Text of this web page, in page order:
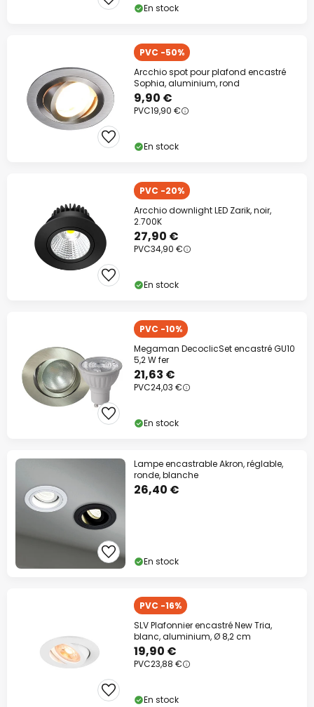
En stock
PVC -50%
Arcchio spot pour plafond encastré
Sophia, aluminium, rond
9,90 €
PVC19,90 €
En stock
PVC -20%
Arcchio downlight LED Zarik, noir,
2.700K
27,90 €
PVC34,90 €
En stock
PVC -10%
Megaman DecoclicSet encastré GU10
5,2 W fer
21,63 €
PVC24,03 €
En stock
Lampe encastrable Akron, réglable,
ronde, blanche
26,40 €
En stock
PVC -16%
SLV Plafonnier encastré New Tria,
blanc, aluminium, Ø 8,2 cm
19,90 €
PVC23,88 €
En stock